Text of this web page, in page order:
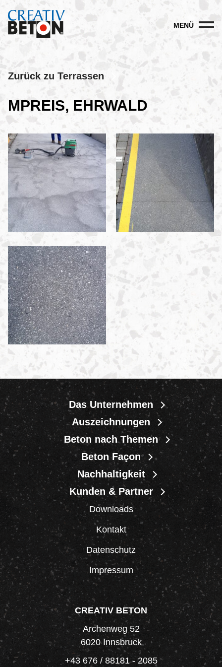
MENÜ
Zurück zu Terrassen
MPREIS, EHRWALD
Das Unternehmen
Auszeichnungen
Beton nach Themen
Beton Façon
Nachhaltigkeit
Kunden & Partner
Downloads
Kontakt
Datenschutz
Impressum
CREATIV BETON
Archenweg 52
6020 Innsbruck
+43 676 / 88181 - 2085